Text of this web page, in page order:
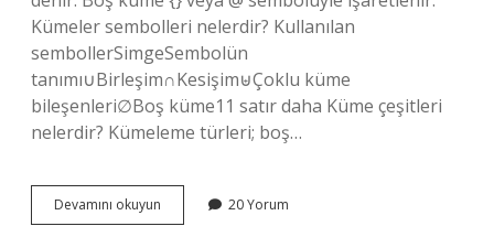
Kümeler sembolleri nelerdir? Kullanılan
sembollerSimgeSembolün
tanımı∪Birleşim∩Kesişim⊎Çoklu küme
bileşenleri∅Boş küme11 satır daha Küme çeşitleri
nelerdir? Kümeleme türleri; boş…
Devamını okuyun Kümelerin
Kaç
20 Yorum